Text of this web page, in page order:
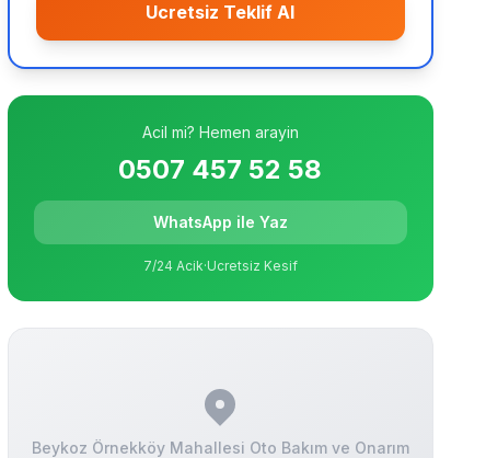
Ucretsiz Teklif Al
Acil mi? Hemen arayin
0507 457 52 58
WhatsApp ile Yaz
7/24 Acik·Ucretsiz Kesif
Beykoz Örnekköy Mahallesi Oto Bakım ve Onarım